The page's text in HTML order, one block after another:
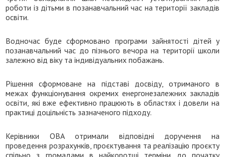
роботи із дітьми в позанавчальний час на території закладів
освіти.
Водночас буде сформовано програми зайнятості дітей у
позанавчальний час до пізнього вечора на території школи
залежно від віку та індивідуальних побажань.
Рішення сформоване на підставі досвіду, отриманого в
межах функціонування окремих енергонезалежних закладів
освіти, які вже ефективно працюють в областях і довели на
практиці доцільність зазначеного підходу.
Керівники ОВА отримали відповідні доручення на
проведення розрахунків, проєктування та реалізацію проєкту
спільно з громадами в найкоротші терміни до початку